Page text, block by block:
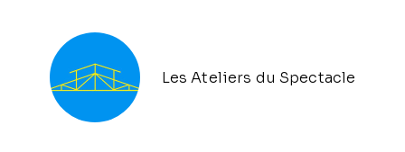
Les Ateliers du Spectacle